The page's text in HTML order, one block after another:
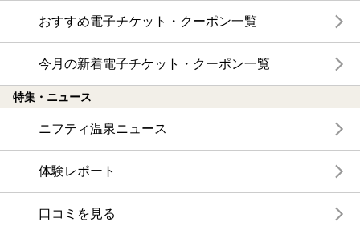
おすすめ電子チケット・クーポン一覧
今月の新着電子チケット・クーポン一覧
特集・ニュース
ニフティ温泉ニュース
体験レポート
口コミを見る